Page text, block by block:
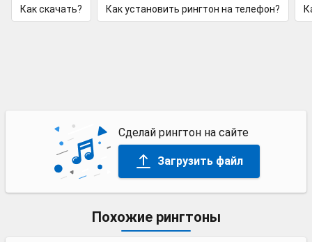
Как скачать? Как установить рингтон на телефон?
Сделай рингтон на сайте
Загрузить файл
Похожие рингтоны